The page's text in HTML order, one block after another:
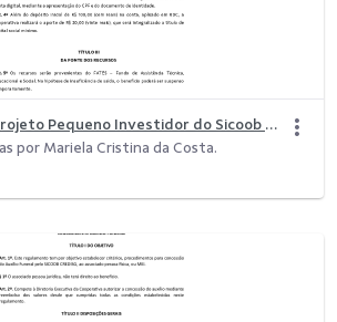
Regulamento do Projeto Pequeno Investidor do Sicoob Credisg - 072026
por Mariela Cristina da Costa.